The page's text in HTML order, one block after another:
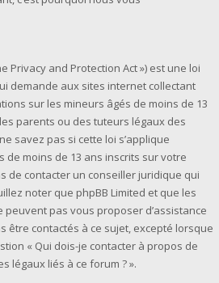
Privacy and Protection Act ») est une loi
demande aux sites internet collectant
sur les mineurs âgés de moins de 13
parents ou des tuteurs légaux des
savez pas si cette loi s’applique
de moins de 13 ans inscrits sur votre
de contacter un conseiller juridique qui
noter que phpBB Limited et que les
pas vous proposer d’assistance
être contactés à ce sujet, excepté lorsque
« Qui dois-je contacter à propos de
légaux liés à ce forum ? ».